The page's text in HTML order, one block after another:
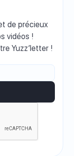
de précieux
vidéos !
Yuzz’letter !